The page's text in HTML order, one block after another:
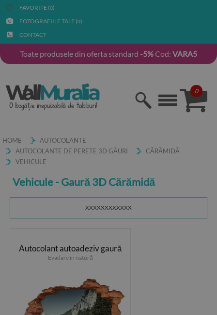
FAVORITE (0)
FOTOGRAFIILE TALE (0)
CONTACT
Toate produsele din oferta standard -5%Cod: VARA5
0
HOME
AUTOCOLANTE
AUTOCOLANTE DE PERETE 3D GĂURI
CĂRĂMIDĂ
VEHICULE
Vehicule - Gaură 3D Cărămidă
XXXXXXXXXXXX
Autocolant autoadeziv gaură
Evadare în natură